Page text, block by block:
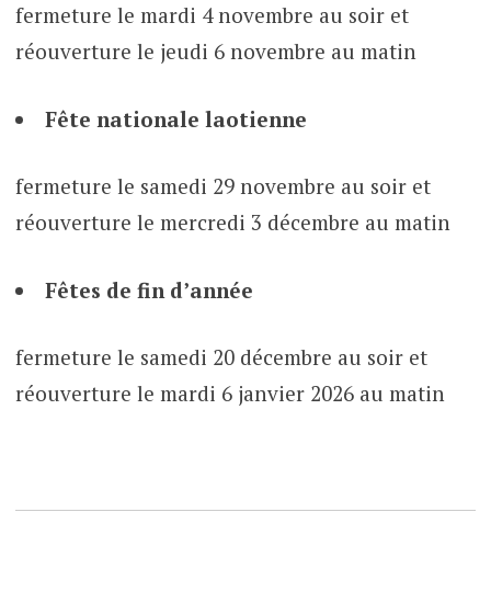
fermeture le mardi 4 novembre au soir et
réouverture le jeudi 6 novembre au matin
Fête nationale laotienne
fermeture le samedi 29 novembre au soir et
réouverture le mercredi 3 décembre au matin
Fêtes de fin d’année
fermeture le samedi 20 décembre au soir et
réouverture le mardi 6 janvier 2026 au matin